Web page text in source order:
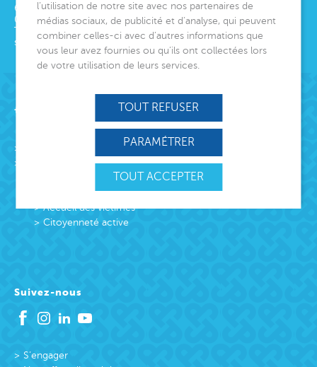
6 avenue Édith Cavell
06000 Nice
Tél.
04 92 00 24 50
siege@montjoye.org
Acteur de lien social
Protection Enfance et Familles
Accueil des victimes
Accueil des victimes
Citoyenneté active
Suivez-nous
S’engager
l’utilisation de notre site avec nos partenaires de
médias sociaux, de publicité et d’analyse, qui peuvent
combiner celles-ci avec d’autres informations que
vous leur avez fournies ou qu’ils ont collectées lors
de votre utilisation de leurs services.
TOUT ACCEPTER
TOUT REFUSER
PARAMÉTRER